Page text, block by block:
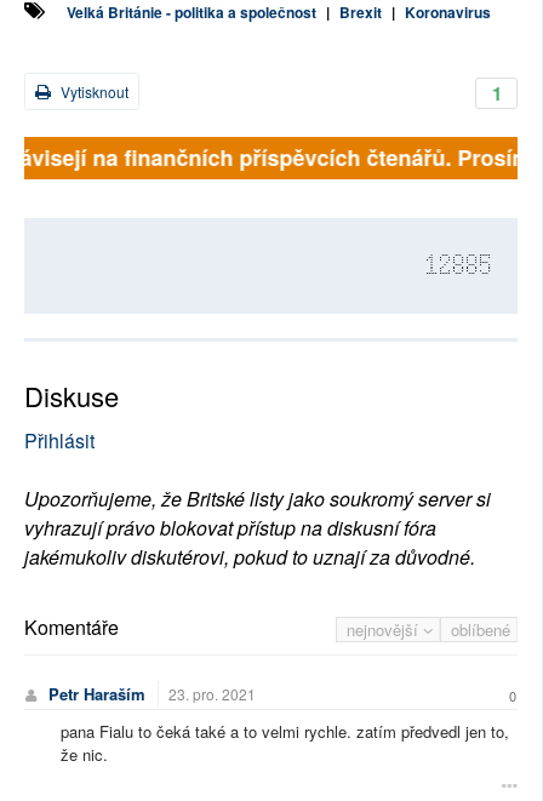
Velká Británie - politika a společnost | Brexit | Koronavirus
1
Vytisknout
na finančních příspěvcích čtenářů. Prosíme,
12885
Diskuse
Přihlásit
Upozorňujeme, že Britské listy jako soukromý server si
vyhrazují právo blokovat přístup na diskusní fóra
jakémukoliv diskutérovi, pokud to uznají za důvodné.
nejnovější oblíbené
Komentáře
Petr Haraším 23. pro. 2021 0
pana Fialu to čeká také a to velmi rychle. zatím předvedl jen to,
že nic.